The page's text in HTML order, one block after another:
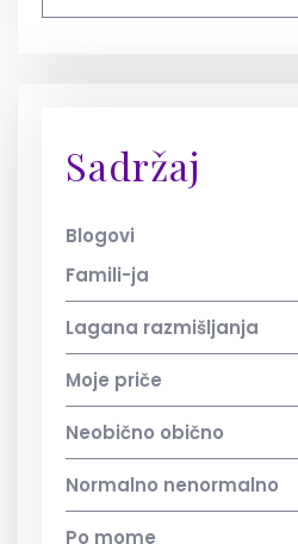
Sadržaj
Blogovi
Famili-ja
Lagana razmišljanja
Moje priče
Neobično obično
Normalno nenormalno
Po mome